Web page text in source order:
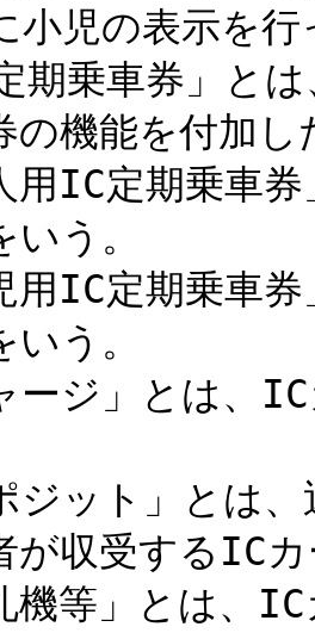
小児の表示を
乗車券」とは
の機能を付加
IC定期乗車
う。
IC定期乗車
う。
ジ」とは、
ット」とは
が収受するIC
等」とは、IC